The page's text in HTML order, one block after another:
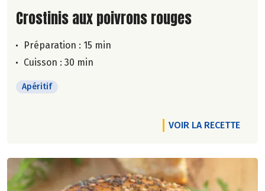
Lire la suite de la recette
Crostinis aux poivrons rouges
Préparation : 15 min
Cuisson : 30 min
Apéritif
VOIR LA RECETTE